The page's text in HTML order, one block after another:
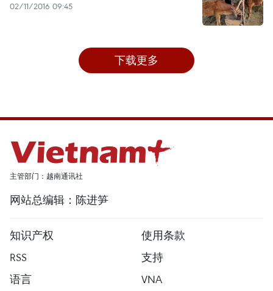
02/11/2016 09:45
下载更多
主管部门：越南通讯社
网站总编辑：陈进笋
知识产权
使用条款
RSS
支持
语言
VNA